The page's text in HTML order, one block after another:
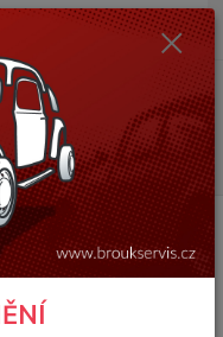
Menu
Hledat
0ks
za0 Kč
Motorové díly (Engine parts)
(1974 » 92)
vnitřní -